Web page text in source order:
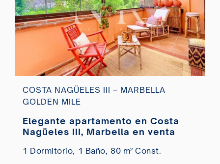
COSTA NAGÜELES III – MARBELLA
GOLDEN MILE
Elegante apartamento en Costa
Nagüeles III, Marbella en venta
1 Dormitorio, 1 Baño, 80 m² Const.